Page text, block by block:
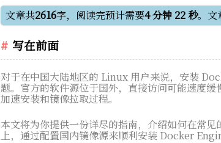
文章共2616字，阅读完预计需要4 分钟 22 秒。文
写在前面
对于在中国大陆地区的 Linux 用户来说，安装
题。官方的软件源位于国外，直接访问可能速度
加速安装和镜像拉取过程。
本文将为你提供一份详尽的指南，介绍如何在常
上，通过配置国内镜像源来顺利安装 Docker